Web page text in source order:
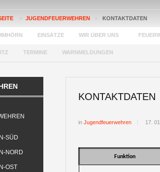
JUGENDFEUERWEHREN KONTAKTDATEN
EINSÄTZE WIR ÜBER UNS
TERMINE WARNMELDUNGEN
SÜD
NORD
OST
KONTAKTDATEN
in Jugendfeuerwehren 17.
Funktion